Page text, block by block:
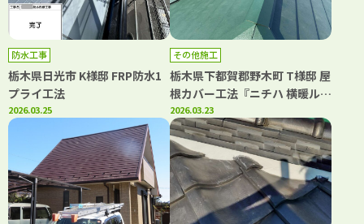
防水工事
栃木県日光市 K様邸 FRP防水1
プライ工法
2026.03.25
その他施工
栃木県下都賀郡野木町 T様邸 屋
根カバー工法『ニチハ 横暖ルー
フαs』
2026.03.23